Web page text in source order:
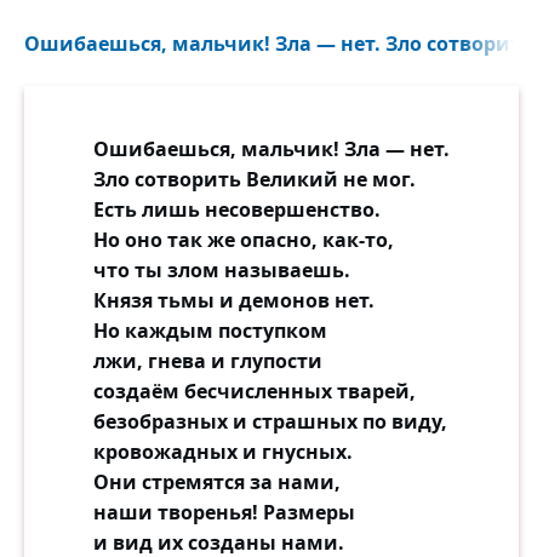
Ошибаешься, мальчик! Зла — нет. Зло сотворить
Ошибаешься, мальчик! Зла — нет.
Зло сотворить Великий не мог.
Есть лишь несовершенство.
Но оно так же опасно, как-то,
что ты злом называешь.
Князя тьмы и демонов нет.
Но каждым поступком
лжи, гнева и глупости
создаём бесчисленных тварей,
безобразных и страшных по виду,
кровожадных и гнусных.
Они стремятся за нами,
наши творенья! Размеры
и вид их созданы нами.